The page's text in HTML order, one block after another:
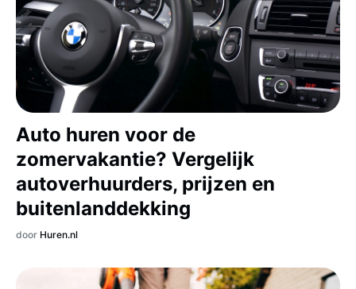
Auto huren voor de
zomervakantie? Vergelijk
autoverhuurders, prijzen en
buitenlanddekking
door Huren.nl